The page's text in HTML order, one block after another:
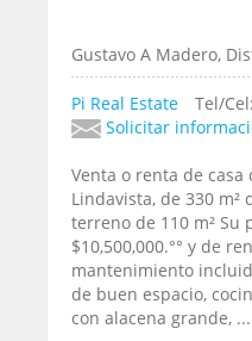
Gustavo A Madero,
Pi Real Estate
Tel/
Solicitar
Venta o renta de
Lindavista, de 330
terreno de 110 m² Su
$10,500,000.°° y de
mantenimiento
de buen espacio,
con alacena grande, ...